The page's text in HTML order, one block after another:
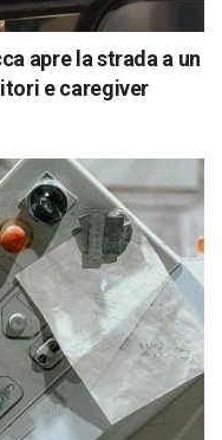
apre la strada a un
e caregiver